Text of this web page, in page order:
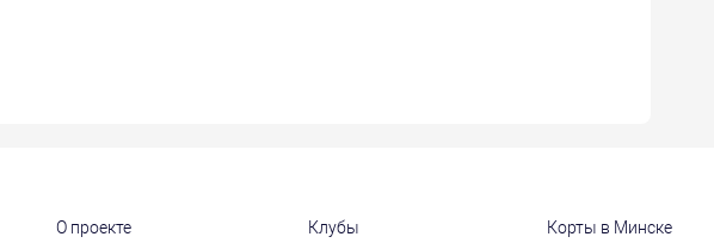
О проекте Клубы Корты в Минске